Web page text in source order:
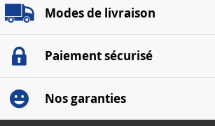
Modes de livraison
Paiement sécurisé
Nos garanties